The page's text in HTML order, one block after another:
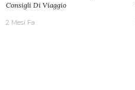
Consigli Di Viaggio
2 Mesi Fa